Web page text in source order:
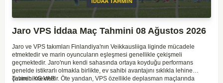
Jaro VPS İddaa Maç Tahmini 08 Ağustos 2026
Jaro ve VPS takımları Finlandiya'nın Veikkausliiga liginde mücadele
etmektedir ve marin oyuncuların eşleşmesi genellikle çekişmeli
geçmektedir. Jaro'nun kendi sahasında ortaya koyduğu performans
genelde istikrarlı olmakla birlikte, ev sahibi avantajını sıklıkla lehine
çevirebilmektedir. Öte yandan, VPS özellikle deplasman maçlarında
Tahmin KG VAR